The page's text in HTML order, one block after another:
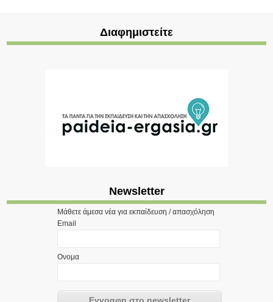
Διαφημιστείτε
Newsletter
Μάθετε άμεσα νέα για εκπαίδευση / απασχόληση
Email
Ονομα